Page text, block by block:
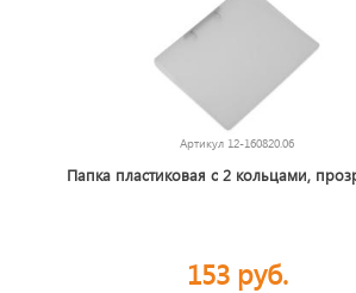
Артикул 12-160820.06
Папка пластиковая с 2 кольцами,
153 руб.